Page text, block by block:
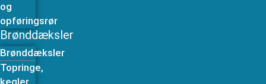
og
opføringsrør
Brønddæksler
Brønddæksler
Topringe,
kegler